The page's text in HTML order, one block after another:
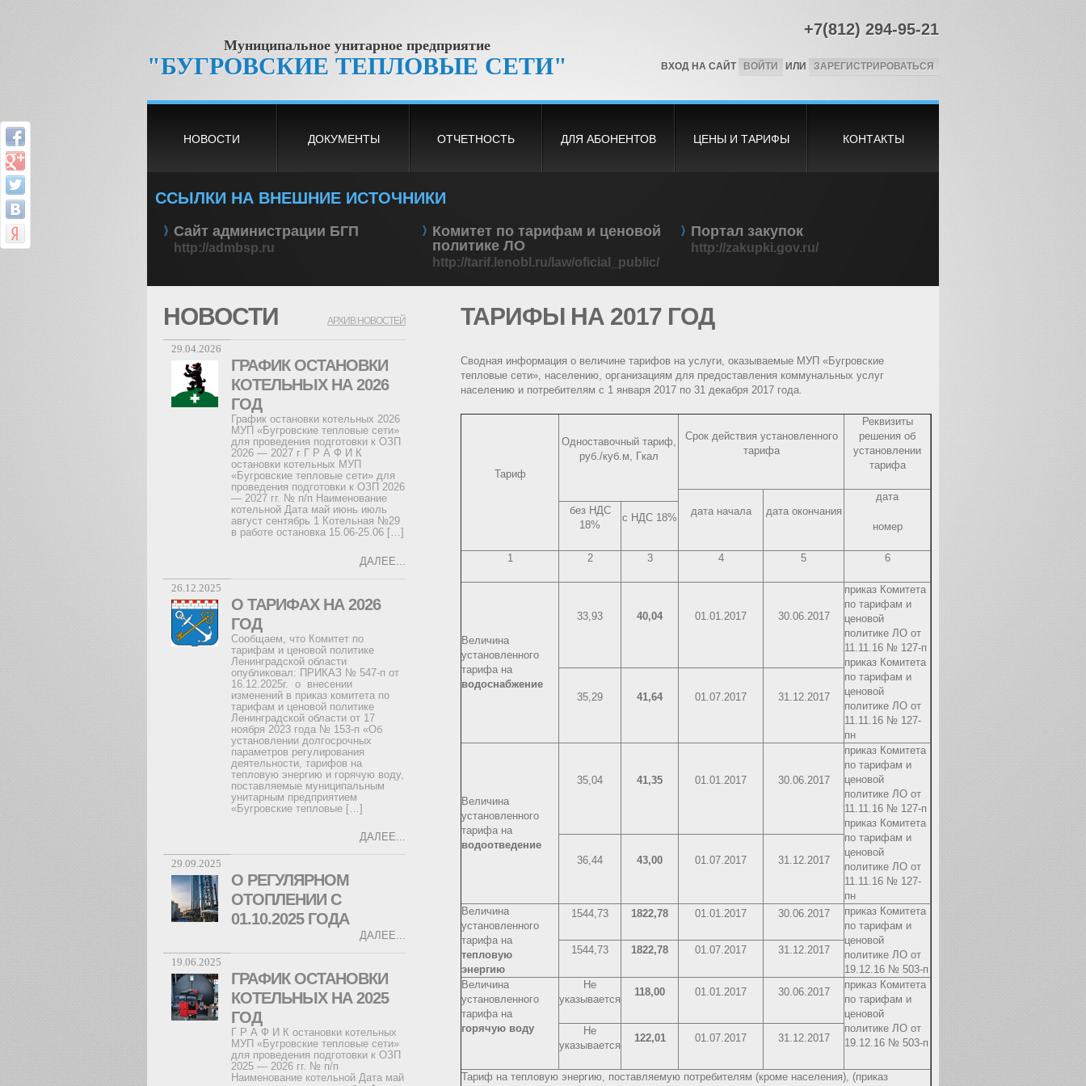
Муниципальное унитарное предприятие
"БУГРОВСКИЕ ТЕПЛОВЫЕ СЕТИ"
+7(812) 294-95-21
ВХОД НА САЙТ ВОЙТИ ИЛИ ЗАРЕГИСТРИРОВАТЬСЯ
НОВОСТИ ДОКУМЕНТЫ ОТЧЕТНОСТЬ ДЛЯ АБОНЕНТОВ ЦЕНЫ И ТАРИФЫ КОНТАКТЫ
ССЫЛКИ НА ВНЕШНИЕ ИСТОЧНИКИ
Сайт администрации БГП
http://admbsp.ru
Комитет по тарифам и ценовой
политике ЛО
http://tarif.lenobl.ru/law/oficial_public/
Портал закупок
http://zakupki.gov.ru/
НОВОСТИ АРХИВ НОВОСТЕЙ
29.04.2026
ГРАФИК ОСТАНОВКИ
КОТЕЛЬНЫХ НА 2026
ГОД
График остановки котельных 2026
МУП «Бугровские тепловые сети»
для проведения подготовки к ОЗП
2026 — 2027 г Г Р А Ф И К
остановки котельных МУП
«Бугровские тепловые сети» для
проведения подготовки к ОЗП 2026
— 2027 гг. № п/п Наименование
котельной Дата май июнь июль
август сентябрь 1 Котельная №29
в работе остановка 15.06-25.06 […]
ДАЛЕЕ...
26.12.2025
О ТАРИФАХ НА 2026
ГОД
Сообщаем, что Комитет по
тарифам и ценовой политике
Ленинградской области
опубликовал: ПРИКАЗ № 547-п от
16.12.2025г. о внесении
изменений в приказ комитета по
тарифам и ценовой политике
Ленинградской области от 17
ноября 2023 года № 153-п «Об
установлении долгосрочных
параметров регулирования
деятельности, тарифов на
тепловую энергию и горячую воду,
поставляемые муниципальным
унитарным предприятием
«Бугровские тепловые […]
ДАЛЕЕ...
29.09.2025
О РЕГУЛЯРНОМ
ОТОПЛЕНИИ С
01.10.2025 ГОДА
ДАЛЕЕ...
19.06.2025
ГРАФИК ОСТАНОВКИ
КОТЕЛЬНЫХ НА 2025
ГОД
Г Р А Ф И К остановки котельных
МУП «Бугровские тепловые сети»
для проведения подготовки к ОЗП
2025 — 2026 гг. № п/п
Наименование котельной Дата май
ТАРИФЫ НА 2017 ГОД
Сводная информация о величине тарифов на услуги, оказываемые МУП «Бугровские
тепловые сети», населению, организациям для предоставления коммунальных услуг
населению и потребителям с 1 января 2017 по 31 декабря 2017 года.
Тариф
Одноставочный тариф,
руб./куб.м, Гкал
Срок действия установленного
тарифа
Реквизиты
решения об
установлении
тарифа
дата начала дата окончания
дата
номер
без НДС
18%
с НДС 18%
1 2 3 4 5 6
Величина
установленного
тарифа на
водоснабжение
33,93 40,04 01.01.2017 30.06.2017
приказ Комитета
по тарифам и
ценовой
политике ЛО от
11.11.16 № 127-п
приказ Комитета
по тарифам и
ценовой
политике ЛО от
11.11.16 № 127-
пн
35,29 41,64 01.07.2017 31.12.2017
Величина
установленного
тарифа на
водоотведение
35,04 41,35 01.01.2017 30.06.2017
приказ Комитета
по тарифам и
ценовой
политике ЛО от
11.11.16 № 127-п
приказ Комитета
по тарифам и
ценовой
политике ЛО от
11.11.16 № 127-
пн
36,44 43,00 01.07.2017 31.12.2017
Величина
установленного
тарифа на
тепловую
энергию
1544,73 1822,78 01.01.2017 30.06.2017
приказ Комитета
по тарифам и
ценовой
политике ЛО от
19.12.16 № 503-п
1544,73 1822,78 01.07.2017 31.12.2017
Величина
установленного
тарифа на
горячую воду
Не
указывается
118,00 01.01.2017 30.06.2017
приказ Комитета
по тарифам и
ценовой
политике ЛО от
19.12.16 № 503-п
Не
указывается
122,01 01.07.2017 31.12.2017
Тариф на тепловую энергию, поставляемую потребителям (кроме населения), (приказ